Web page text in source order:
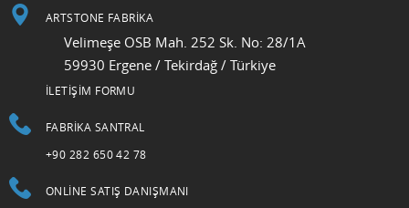
ARTSTONE FABRİKA
Velimeşe OSB Mah. 252 Sk. No: 28/1A
59930 Ergene / Tekirdağ / Türkiye
İLETİŞİM FORMU
FABRIKA SANTRAL
+90 282 650 42 78
ONLINE SATIŞ DANIŞMANI